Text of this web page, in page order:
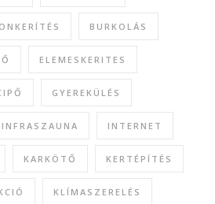
BURKOLÁS
ELEMESKERITES
GYEREKÜLÉS
INFRASZAUNA INTERNET
KARKÖTŐ KERTÉPÍTÉS
KLÍMASZERELÉS